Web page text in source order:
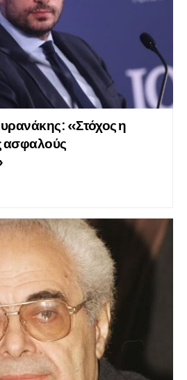
«Στόχος η
ασφαλούς